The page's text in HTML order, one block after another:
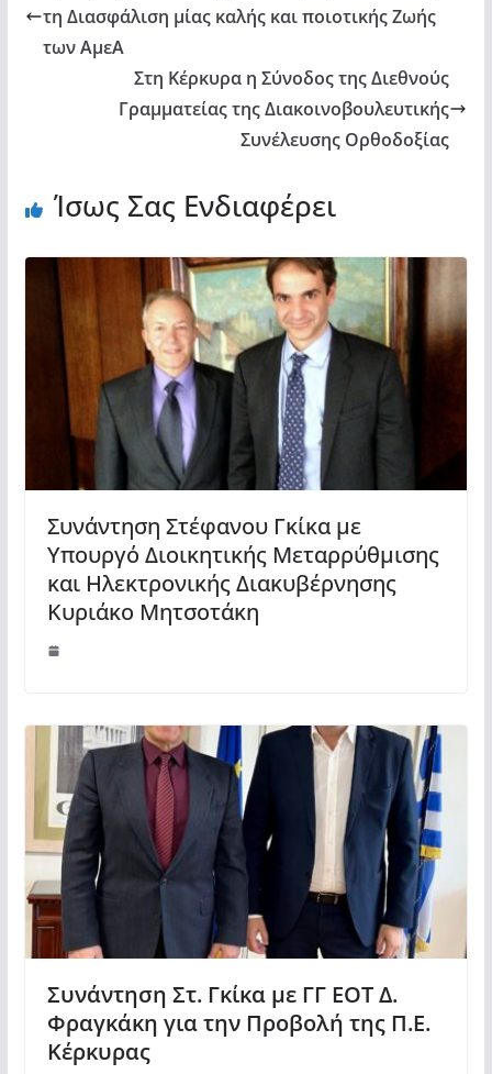
τη Διασφάλιση μίας καλής και ποιοτικής Ζωής
των ΑμεΑ
Στη Κέρκυρα η Σύνοδος της Διεθνούς
Γραμματείας της Διακοινοβουλευτικής
Συνέλευσης Ορθοδοξίας
Ίσως Σας Ενδιαφέρει
Συνάντηση Στέφανου Γκίκα με
Υπουργό Διοικητικής Μεταρρύθμισης
και Ηλεκτρονικής Διακυβέρνησης
Κυριάκο Μητσοτάκη
Συνάντηση Στ. Γκίκα με ΓΓ ΕΟΤ Δ.
Φραγκάκη για την Προβολή της Π.Ε.
Κέρκυρας